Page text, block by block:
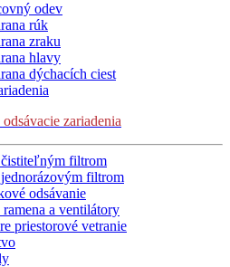
odev
rúk
zraku
hlavy
dýchacích ciest
zariadenia
filtrom
filtrom
odsávanie
ramena a ventilátory
priestorové vetranie